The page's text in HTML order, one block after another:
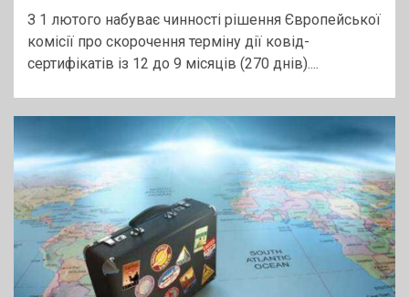
З 1 лютого набуває чинності рішення Європейської
комісії про скорочення терміну дії ковід-
сертифікатів із 12 до 9 місяців (270 днів)....